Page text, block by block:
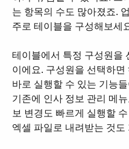
는 항목의 수도 많아졌죠.
주로 테이블을 구성해보세
테이블에서 특정 구성원을
이에요. 구성원을 선택하
바로 실행할 수 있는 기능
기존에 인사 정보 관리 메
보 변경도 빠르게 실행할
엑셀 파일로 내려받는 것도